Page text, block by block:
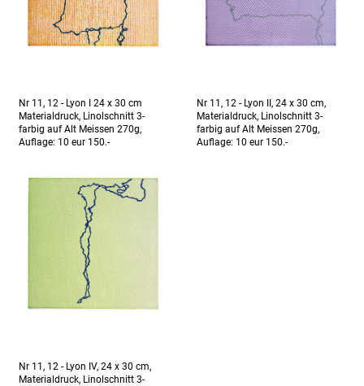
Nr 11, 12 - Lyon I 24 x 30 cm
Materialdruck, Linolschnitt 3-
farbig auf Alt Meissen 270g,
Auflage: 10 eur 150.-
Nr 11, 12 - Lyon II, 24 x 30 cm,
Materialdruck, Linolschnitt 3-
farbig auf Alt Meissen 270g,
Auflage: 10 eur 150.-
Nr 11, 12 - Lyon IV, 24 x 30 cm,
Materialdruck, Linolschnitt 3-